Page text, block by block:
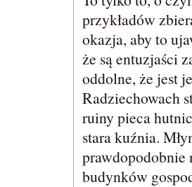
przykładów
okazja, aby to
że są entuzjaści
oddolne, że jest
Radziechowach
ruiny pieca
stara kuźnia.
prawdopodobnie
budynków